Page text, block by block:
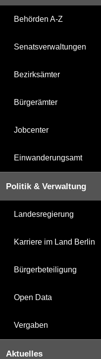
Behörden A-Z
Senatsverwaltungen
Bezirksämter
Bürgerämter
Jobcenter
Einwanderungsamt
Politik & Verwaltung
Landesregierung
Karriere im Land Berlin
Bürgerbeteiligung
Open Data
Vergaben
Aktuelles